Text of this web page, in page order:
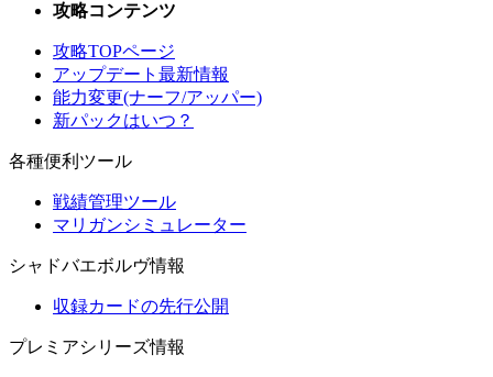
攻略コンテンツ
攻略TOPページ
アップデート最新情報
能力変更(ナーフ/アッパー)
新パックはいつ？
各種便利ツール
戦績管理ツール
マリガンシミュレーター
シャドバエボルヴ情報
収録カードの先行公開
プレミアシリーズ情報